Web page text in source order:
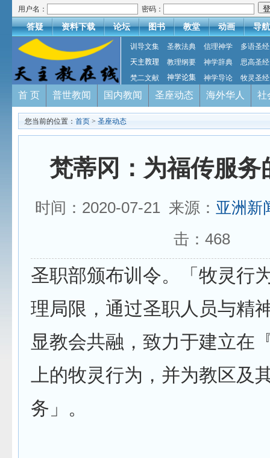
用户名： 密码：
答疑 资料下载 论坛 图书 教堂 动画 导航
训导文集 圣教法典 信理神学
多语圣经
天主教理
教理纲要 神学辞典
思高圣经
梵二文献
神学论集 神学导论 牧灵圣经
首 页 普世教闻 国内教闻 圣座动态 海外华人 社
您当前的位置： 首页 > 圣座动态
梵蒂冈：为福传服务
时间：2020-07-21 来源： 亚洲新
击： 468
圣职部颁布训令。「牧灵行
理局限，通过圣职人员与精
显教会共融，致力于建立在
上的牧灵行为，并为教区及
务」。